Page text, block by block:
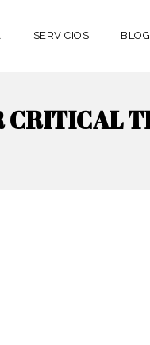
SERVICIOS BLOG
CRITICAL